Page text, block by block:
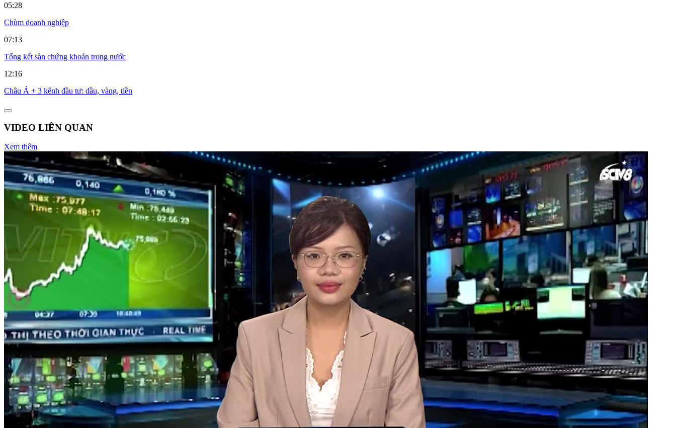
05:28
Chùm doanh nghiệp
07:13
Tổng kết sàn chứng khoán trong nước
12:16
Châu Á + 3 kênh đầu tư: dầu, vàng, tiền
VIDEO LIÊN QUAN
Xem thêm